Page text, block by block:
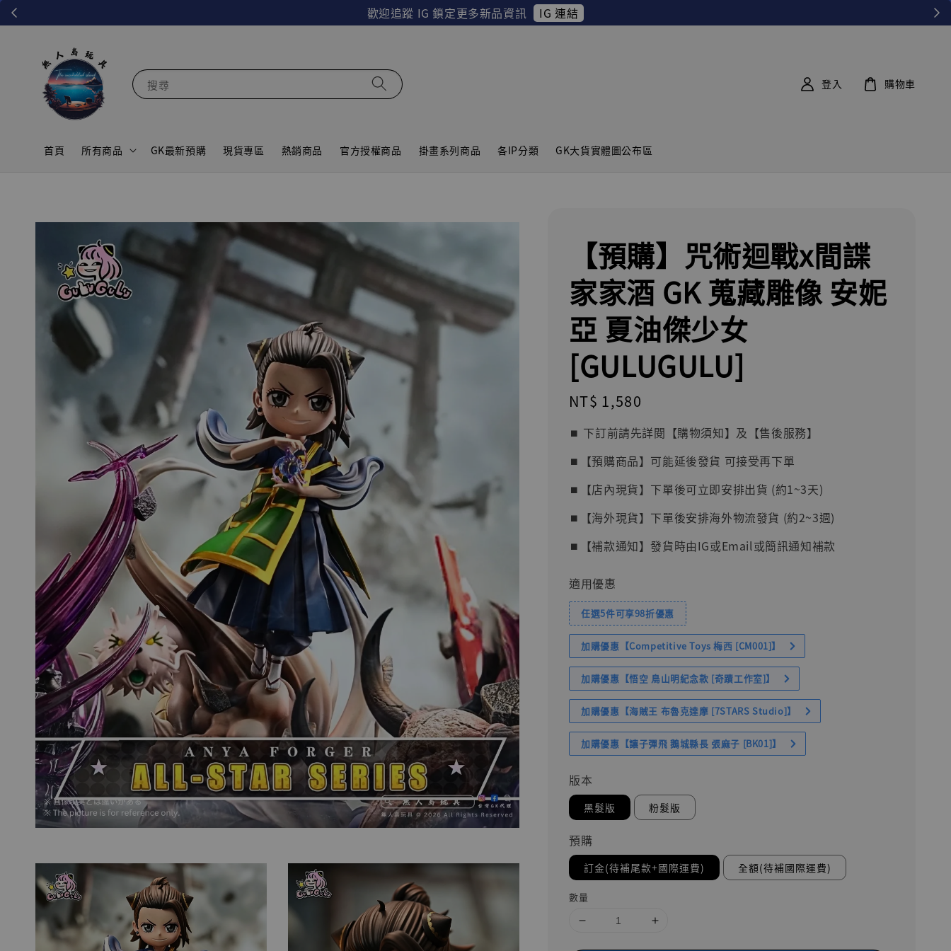
歡迎追蹤 IG 鎖定更多新品資訊 IG 連結
搜尋
首頁 所有商品 GK最新預購 現貨專區 熱銷商品 官方授權商品 掛畫系列商品 各IP分類 GK大貨實體圖公布區
登入 購物車
【預購】咒術迴戰x間諜
家家酒 GK 蒐藏雕像 安妮
亞 夏油傑少女
[GULUGULU]
Regular
price
NT$ 1,580
⏹︎ 下訂前請先詳閱【購物須知】及【售後服務】
⏹︎【預購商品】可能延後發貨 可接受再下單
⏹︎【店內現貨】下單後可立即安排出貨 (約1~3天)
⏹︎【海外現貨】下單後安排海外物流發貨 (約2~3週)
⏹︎【補款通知】發貨時由IG或Email或簡訊通知補款
適用優惠
任選5件可享98折優惠
加購優惠【Competitive Toys 梅西 [CM001]】
加購優惠【悟空 鳥山明紀念款 [奇蹟工作室]】
加購優惠【海賊王 布魯克達摩 [7STARS Studio]】
加購優惠【讓子彈飛 鵝城縣長 張麻子 [BK01]】
版本
黑髮版 粉髮版
預購
訂金(待補尾款+國際運費) 全額(待補國際運費)
數量